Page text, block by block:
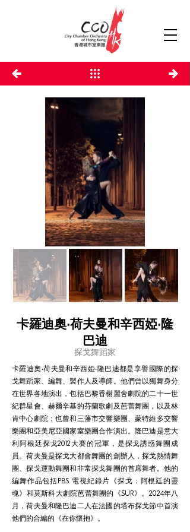
卡羅迪奧‧荷夫曼和辛西婭‧隆
巴迪
探戈舞蹈家
卡羅迪奧‧荷夫曼和辛西婭‧隆巴迪都是享譽國際的探
戈舞蹈家、編舞、製作人及導師。他們曾以獨舞身分
在世界各地演出，包括巴黎香榭麗舍劇院的二十一世
紀群星會、赫爾辛基的芬蘭歌劇及芭蕾舞團，以及林
肯中心劇院；也曾和三藩市交響樂團、蒙特維多交響
樂團和亞美尼亞國家室樂團合作演出。隆巴迪是意大
利阿根廷探戈2012大賽的冠軍，是探戈誘惑舞團成
員。荷夫曼是探戈大都會舞團的創辦人，探戈熱情舞
團、探戈運動舞團和非常探戈舞團的首席舞者。他的
編舞作品包括PBS 電視紀錄片《探戈：阿根廷的靈
魂》和莫斯科大劇院芭蕾舞團的《SUR》。2024年八
月，荷夫曼和隆巴迪二人在法國的塔布探戈節中首演
他們的合編的《在你懷抱》。